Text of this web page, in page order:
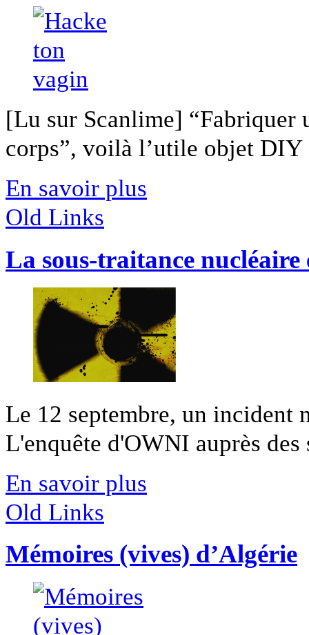
[Lu sur Scanlime] “Fabriquer
corps”, voilà l’utile objet
En savoir plus
Old Links
La sous-traitance nucléaire
Le 12 septembre, un incident
L'enquête d'OWNI auprès
En savoir plus
Old Links
Mémoires (vives) d’Algérie